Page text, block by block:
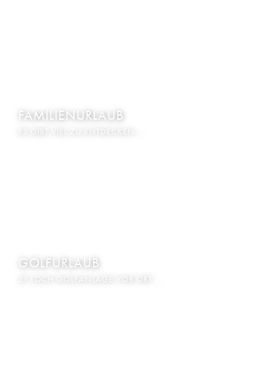
FAMILIENURLAUB
ES GIBT VIEL ZU ENTDECKEN …
GOLFURLAUB
27 LOCH GOLFANLAGE VOR ORT …